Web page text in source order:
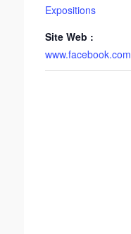
Expositions
Site Web :
www.facebook.com